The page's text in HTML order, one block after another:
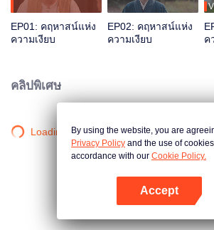
EP01: คฤหาสน์แห่ง
ความเงียบ
EP02: คฤหาสน์แห่ง
ความเงียบ
ค
คลิปพิเศษ
Loading…By using the website, you are
Privacy Policy and the use of
accordance with our Cookie Policy.
Accept